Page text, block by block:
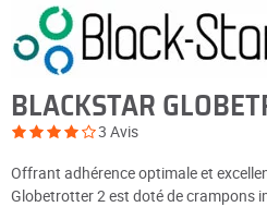
BLACKSTAR
3 Avis
Offrant adhérence optimale et
Globetrotter 2 est doté de crampons